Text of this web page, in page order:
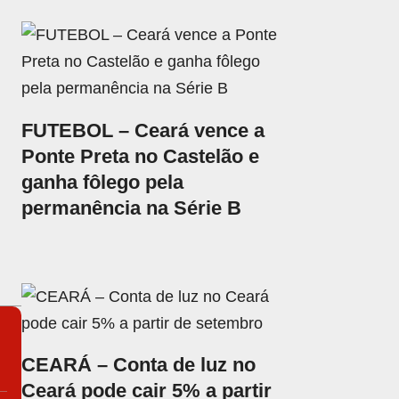
FUTEBOL – Ceará vence a
Ponte Preta no Castelão e
ganha fôlego pela
permanência na Série B
CEARÁ – Conta de luz no
Ceará pode cair 5% a partir